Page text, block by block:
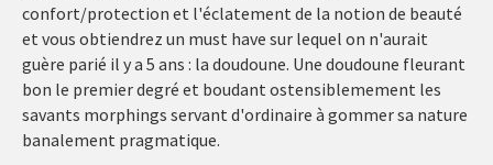
confort/protection et l'éclatement de la notion de beauté
et vous obtiendrez un must have sur lequel on n'aurait
guère parié il y a 5 ans : la doudoune. Une doudoune fleurant
bon le premier degré et boudant ostensiblemement les
savants morphings servant d'ordinaire à gommer sa nature
banalement pragmatique.